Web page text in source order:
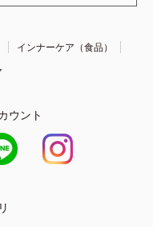
インナーケア（食品）
ウント